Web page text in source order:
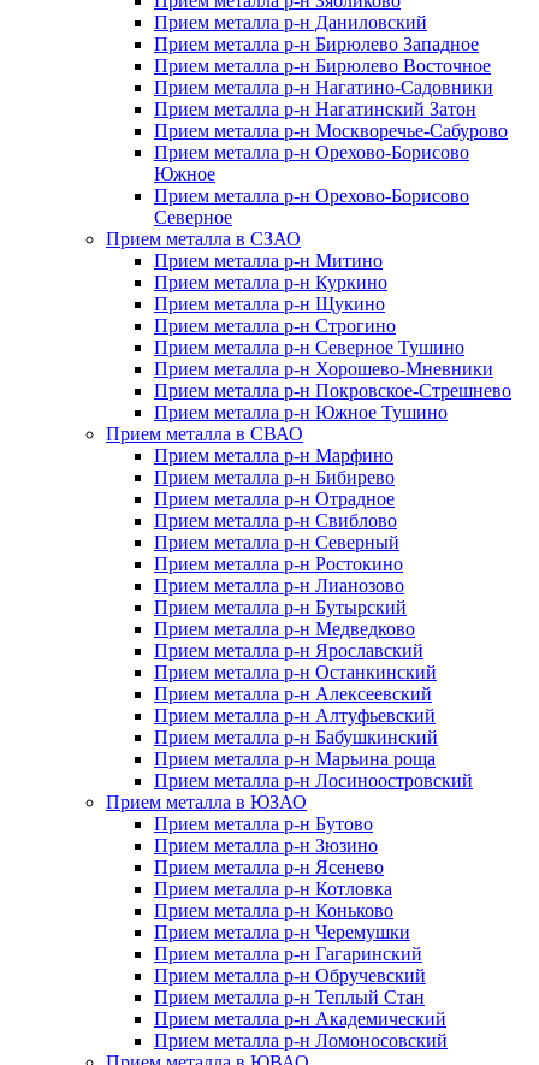
Прием металла р-н Даниловский
Прием металла р-н Бирюлево Западное
Прием металла р-н Бирюлево Восточное
Прием металла р-н Нагатино-Садовники
Прием металла р-н Нагатинский Затон
Прием металла р-н Москворечье-Сабурово
Прием металла р-н Орехово-Борисово
Южное
Прием металла р-н Орехово-Борисово
Северное
Прием металла в СЗАО
Прием металла р-н Митино
Прием металла р-н Куркино
Прием металла р-н Щукино
Прием металла р-н Строгино
Прием металла р-н Северное Тушино
Прием металла р-н Хорошево-Мневники
Прием металла р-н Покровское-Стрешнево
Прием металла р-н Южное Тушино
Прием металла в СВАО
Прием металла р-н Марфино
Прием металла р-н Бибирево
Прием металла р-н Отрадное
Прием металла р-н Свиблово
Прием металла р-н Северный
Прием металла р-н Ростокино
Прием металла р-н Лианозово
Прием металла р-н Бутырский
Прием металла р-н Медведково
Прием металла р-н Ярославский
Прием металла р-н Останкинский
Прием металла р-н Алексеевский
Прием металла р-н Алтуфьевский
Прием металла р-н Бабушкинский
Прием металла р-н Марьина роща
Прием металла р-н Лосиноостровский
Прием металла в ЮЗАО
Прием металла р-н Бутово
Прием металла р-н Зюзино
Прием металла р-н Ясенево
Прием металла р-н Котловка
Прием металла р-н Коньково
Прием металла р-н Черемушки
Прием металла р-н Гагаринский
Прием металла р-н Обручевский
Прием металла р-н Теплый Стан
Прием металла р-н Академический
Прием металла р-н Ломоносовский